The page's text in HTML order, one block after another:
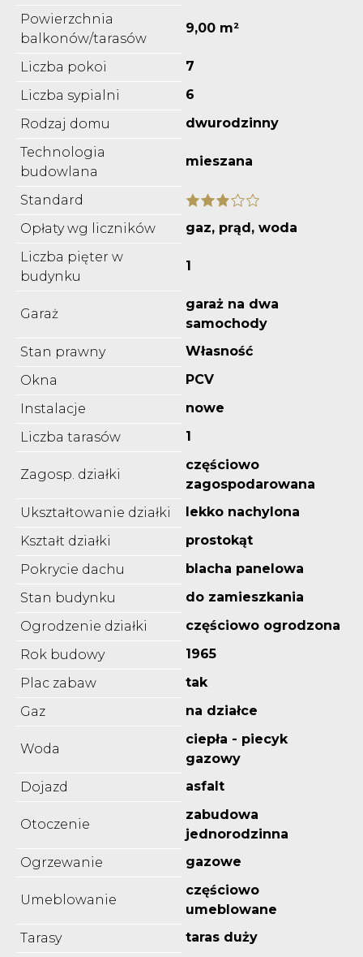
Powierzchnia
balkonów/tarasów
9,00 m²
Liczba pokoi
7
Liczba sypialni
6
Rodzaj domu
dwurodzinny
Technologia
budowlana
mieszana
Standard
Opłaty wg liczników
gaz, prąd, woda
Liczba pięter w
budynku
1
Garaż
garaż na dwa
samochody
Stan prawny
Własność
Okna
PCV
Instalacje
nowe
Liczba tarasów
1
Zagosp. działki
częściowo
zagospodarowana
Ukształtowanie działki
lekko nachylona
Kształt działki
prostokąt
Pokrycie dachu
blacha panelowa
Stan budynku
do zamieszkania
Ogrodzenie działki
częściowo ogrodzona
Rok budowy
1965
Plac zabaw
tak
Gaz
na działce
Woda
ciepła - piecyk
gazowy
Dojazd
asfalt
Otoczenie
zabudowa
jednorodzinna
Ogrzewanie
gazowe
Umeblowanie
częściowo
umeblowane
Tarasy
taras duży